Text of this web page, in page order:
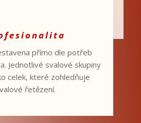
přímo dle potřeb
Jednotlivé svalové skupiny
celek, které zohledňuje
řetězení.